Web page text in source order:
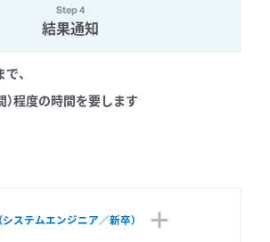
Step4
結果通知
、
）程度の時間を要します
（システムエンジニア／新卒）